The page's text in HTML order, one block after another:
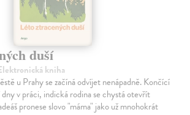
duší
kniha
u Prahy se začíná odvíjet nenápadně. Končící
v práci, indická rodina se chystá otevřít
pronese slovo "máma" jako už mnohokrát